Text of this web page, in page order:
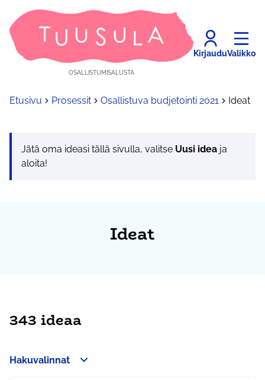
OSALLISTUMISALUSTA
KirjauduValikko
Etusivu Prosessit Osallistuva budjetointi 2021 Ideat
Jätä oma ideasi tällä sivulla, valitse Uusi idea ja
aloita!
Ideat
343 ideaa
Hakuvalinnat